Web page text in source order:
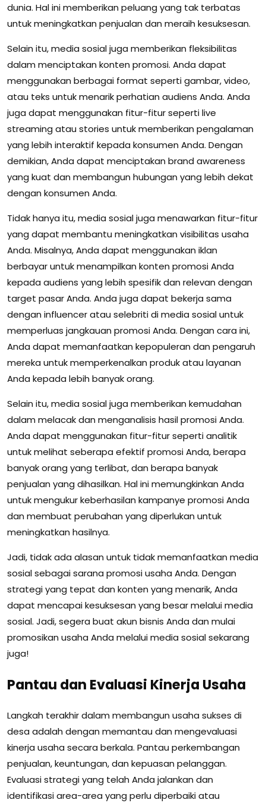
dunia. Hal ini memberikan peluang yang tak terbatas
untuk meningkatkan penjualan dan meraih kesuksesan.
Selain itu, media sosial juga memberikan fleksibilitas
dalam menciptakan konten promosi. Anda dapat
menggunakan berbagai format seperti gambar, video,
atau teks untuk menarik perhatian audiens Anda. Anda
juga dapat menggunakan fitur-fitur seperti live
streaming atau stories untuk memberikan pengalaman
yang lebih interaktif kepada konsumen Anda. Dengan
demikian, Anda dapat menciptakan brand awareness
yang kuat dan membangun hubungan yang lebih dekat
dengan konsumen Anda.
Tidak hanya itu, media sosial juga menawarkan fitur-fitur
yang dapat membantu meningkatkan visibilitas usaha
Anda. Misalnya, Anda dapat menggunakan iklan
berbayar untuk menampilkan konten promosi Anda
kepada audiens yang lebih spesifik dan relevan dengan
target pasar Anda. Anda juga dapat bekerja sama
dengan influencer atau selebriti di media sosial untuk
memperluas jangkauan promosi Anda. Dengan cara ini,
Anda dapat memanfaatkan kepopuleran dan pengaruh
mereka untuk memperkenalkan produk atau layanan
Anda kepada lebih banyak orang.
Selain itu, media sosial juga memberikan kemudahan
dalam melacak dan menganalisis hasil promosi Anda.
Anda dapat menggunakan fitur-fitur seperti analitik
untuk melihat seberapa efektif promosi Anda, berapa
banyak orang yang terlibat, dan berapa banyak
penjualan yang dihasilkan. Hal ini memungkinkan Anda
untuk mengukur keberhasilan kampanye promosi Anda
dan membuat perubahan yang diperlukan untuk
meningkatkan hasilnya.
Jadi, tidak ada alasan untuk tidak memanfaatkan media
sosial sebagai sarana promosi usaha Anda. Dengan
strategi yang tepat dan konten yang menarik, Anda
dapat mencapai kesuksesan yang besar melalui media
sosial. Jadi, segera buat akun bisnis Anda dan mulai
promosikan usaha Anda melalui media sosial sekarang
juga!
Pantau dan Evaluasi Kinerja Usaha
Langkah terakhir dalam membangun usaha sukses di
desa adalah dengan memantau dan mengevaluasi
kinerja usaha secara berkala. Pantau perkembangan
penjualan, keuntungan, dan kepuasan pelanggan.
Evaluasi strategi yang telah Anda jalankan dan
identifikasi area-area yang perlu diperbaiki atau